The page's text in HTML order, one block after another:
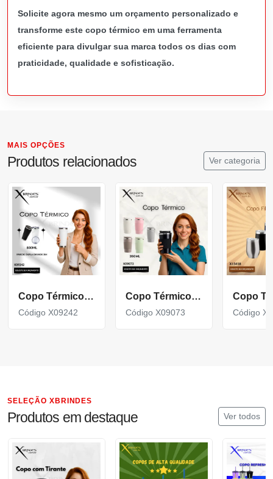
Solicite agora mesmo um orçamento personalizado e
transforme este copo térmico em uma ferramenta
eficiente para divulgar sua marca todos os dias com
praticidade, qualidade e sofisticação.
MAIS OPÇÕES
Produtos relacionados Ver categoria
Copo Térmico de 800ml com parede dupla em inox 304 X09242
Código X09242
Copo Térmico em inox 304 com base antiderrapante X09073
Código X09073 Código
SELEÇÃO XBRINDES
Produtos em destaque Ver todos